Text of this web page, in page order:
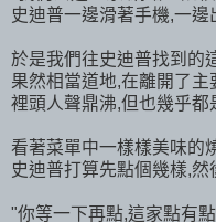
史迪普一邊滑著手機,一邊
於是我們往史迪普找到的
果然相當道地,在離開了主
裡頭人聲鼎沸,但也幾乎都
看著菜單中一樣樣美味的
史迪普打算先點個幾樣,
"你等一下再點,這家點有